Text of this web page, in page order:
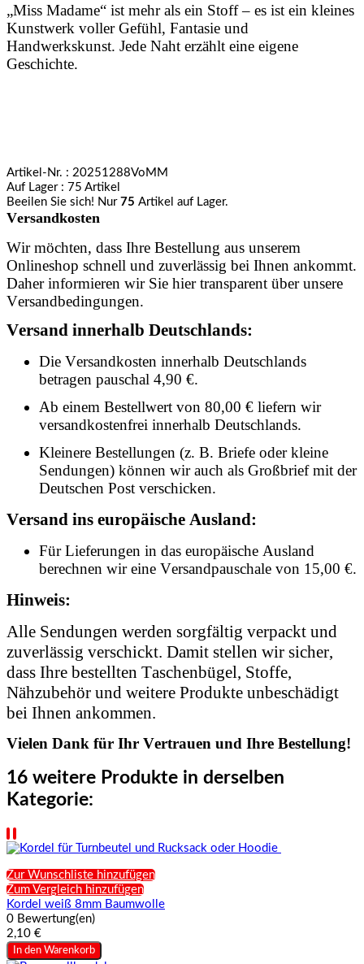
„Miss Madame“ ist mehr als ein Stoff – es ist ein kleines
Kunstwerk voller Gefühl, Fantasie und
Handwerkskunst. Jede Naht erzählt eine eigene
Geschichte.
Artikel-Nr. : 20251288VoMM
Auf Lager : 75 Artikel
Beeilen Sie sich! Nur 75 Artikel auf Lager.
Versandkosten
Wir möchten, dass Ihre Bestellung aus unserem
Onlineshop schnell und zuverlässig bei Ihnen ankommt.
Daher informieren wir Sie hier transparent über unsere
Versandbedingungen.
Versand innerhalb Deutschlands:
Die Versandkosten innerhalb Deutschlands
betragen pauschal 4,90 €.
Ab einem Bestellwert von 80,00 € liefern wir
versandkostenfrei innerhalb Deutschlands.
Kleinere Bestellungen (z. B. Briefe oder kleine
Sendungen) können wir auch als Großbrief mit der
Deutschen Post verschicken.
Versand ins europäische Ausland:
Für Lieferungen in das europäische Ausland
berechnen wir eine Versandpauschale von 15,00 €.
Hinweis:
Alle Sendungen werden sorgfältig verpackt und
zuverlässig verschickt. Damit stellen wir sicher,
dass Ihre bestellten Taschenbügel, Stoffe,
Nähzubehör und weitere Produkte unbeschädigt
bei Ihnen ankommen.
Vielen Dank für Ihr Vertrauen und Ihre Bestellung!
16 weitere Produkte in derselben
Kategorie:
Zur Wunschliste hinzufügen
Zum Vergleich hinzufügen
Kordel weiß 8mm Baumwolle
0 Bewertung(en)
2,10 €
In den Warenkorb